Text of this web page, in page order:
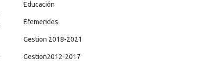
Educación
Efemerides
Gestion 2018-2021
Gestion2012-2017